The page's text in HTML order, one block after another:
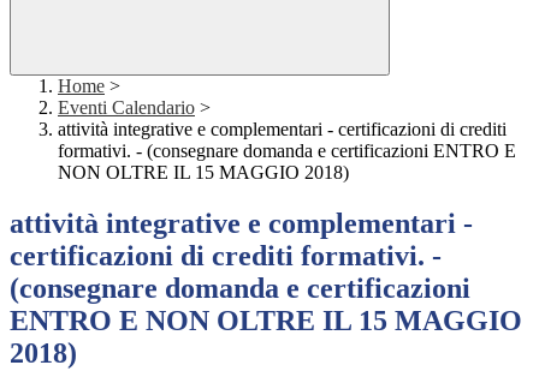
Home >
Eventi Calendario >
attività integrative e complementari - certificazioni di crediti
formativi. - (consegnare domanda e certificazioni ENTRO E
NON OLTRE IL 15 MAGGIO 2018)
attività integrative e complementari -
certificazioni di crediti formativi. -
(consegnare domanda e certificazioni
ENTRO E NON OLTRE IL 15 MAGGIO
2018)